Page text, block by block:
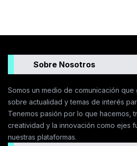
Sobre Nosotros
Somos un medio de comunicación
sobre actualidad y temas de interés
Tenemos pasión por lo que hacemos,
creatividad y la innovación como ejes
nuestras plataformas.